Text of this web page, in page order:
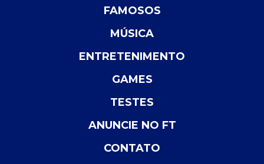
FAMOSOS
MÚSICA
ENTRETENIMENTO
GAMES
TESTES
ANUNCIE NO FT
CONTATO